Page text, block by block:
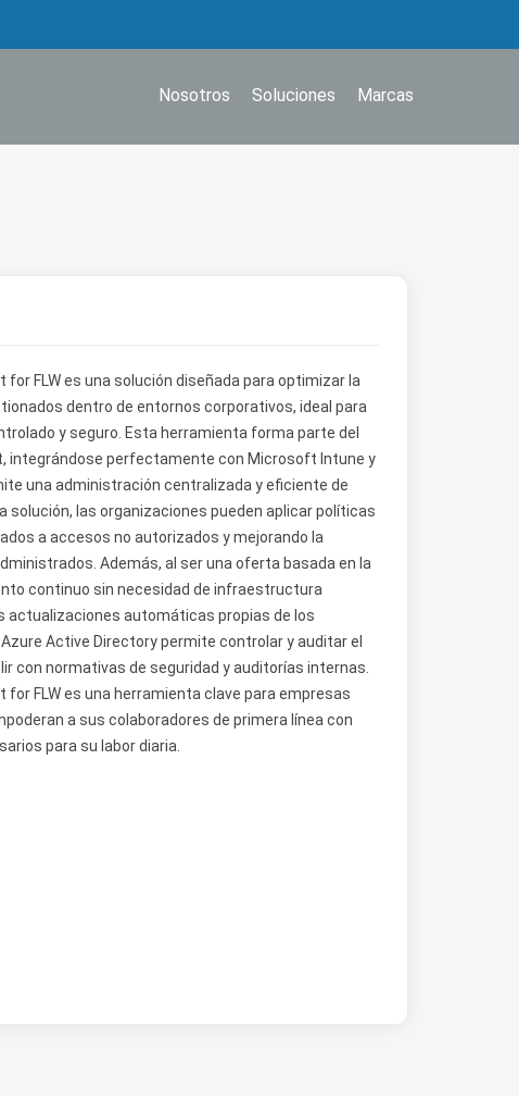
Marcas
Soluciones
Nosotros
FLW es una solución diseñada para optimizar la
dentro de entornos corporativos, ideal para
y seguro. Esta herramienta forma parte del
integrándose perfectamente con Microsoft Intune y
una administración centralizada y eficiente de
las organizaciones pueden aplicar políticas
a accesos no autorizados y mejorando la
Además, al ser una oferta basada en la
continuo sin necesidad de infraestructura
actualizaciones automáticas propias de los
Active Directory permite controlar y auditar el
con normativas de seguridad y auditorías internas.
FLW es una herramienta clave para empresas
a sus colaboradores de primera línea con
para su labor diaria.